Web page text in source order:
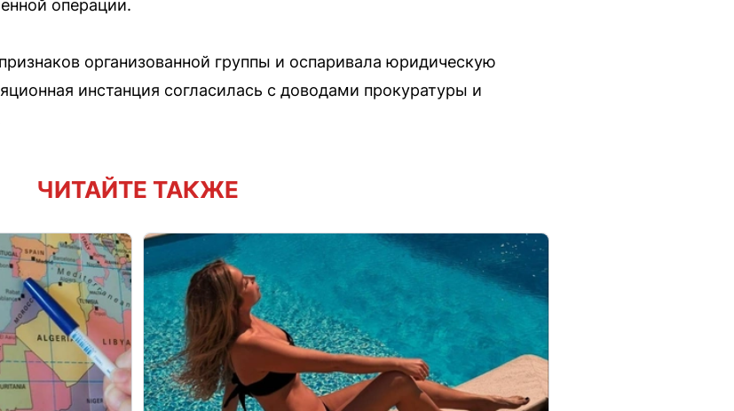
операции.
организованной группы и оспаривала юридическую
инстанция согласилась с доводами прокуратуры и
ЧИТАЙТЕ ТАКЖЕ